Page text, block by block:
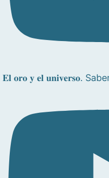
𝐄𝐥 𝐨𝐫𝐨 𝐲 𝐞𝐥 𝐮𝐧𝐢𝐯𝐞𝐫𝐬𝐨.